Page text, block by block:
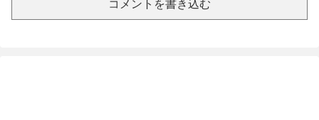
コメントを書き込む